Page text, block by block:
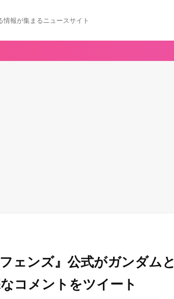
報が集まるニュースサイト
ェンズ』公式がガンダムと
コメントをツイート